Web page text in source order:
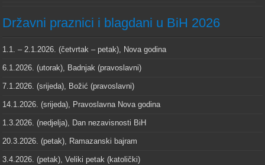
Državni praznici i blagdani u BiH 2026
1.1. – 2.1.2026. (četvrtak – petak), Nova godina
6.1.2026. (utorak), Badnjak (pravoslavni)
7.1.2026. (srijeda), Božić (pravoslavni)
14.1.2026. (srijeda), Pravoslavna Nova godina
1.3.2026. (nedjelja), Dan nezavisnosti BiH
20.3.2026. (petak), Ramazanski bajram
3.4.2026. (petak), Veliki petak (katolički)